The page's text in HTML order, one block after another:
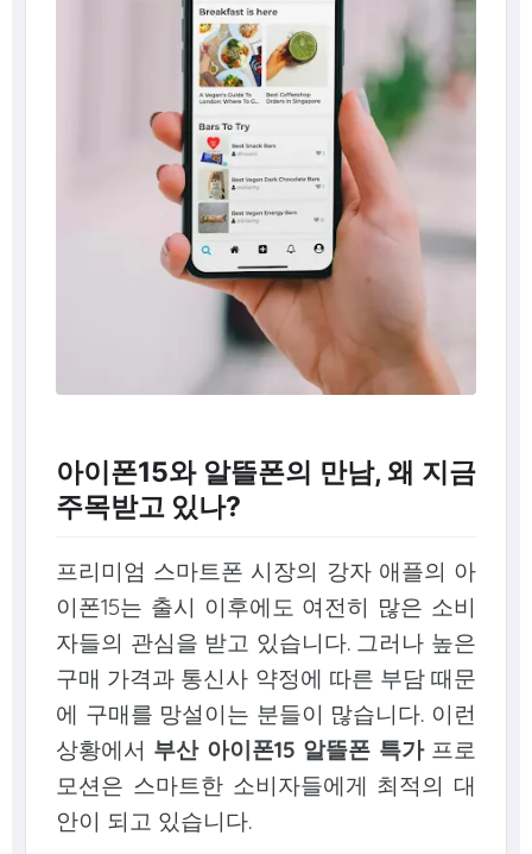
아이폰15와 알뜰폰의 만남, 왜 지금
주목받고 있나?
프리미엄 스마트폰 시장의 강자 애플의 아
이폰15는 출시 이후에도 여전히 많은 소비
자들의 관심을 받고 있습니다. 그러나 높은
구매 가격과 통신사 약정에 따른 부담 때문
에 구매를 망설이는 분들이 많습니다. 이런
상황에서 부산 아이폰15 알뜰폰 특가프로
모션은 스마트한 소비자들에게 최적의 대
안이 되고 있습니다.